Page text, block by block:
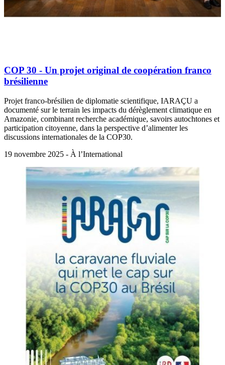
COP 30 - Un projet original de coopération franco
brésilienne
Projet franco-brésilien de diplomatie scientifique, IARAÇU a
documenté sur le terrain les impacts du dérèglement climatique en
Amazonie, combinant recherche académique, savoirs autochtones et
participation citoyenne, dans la perspective d’alimenter les
discussions internationales de la COP30.
19 novembre 2025 - À l’International